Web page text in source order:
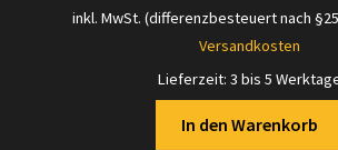
inkl. MwSt. (differenzbesteuert nach
Versandkosten
Lieferzeit: 3 bis 5
In den Warenkorb